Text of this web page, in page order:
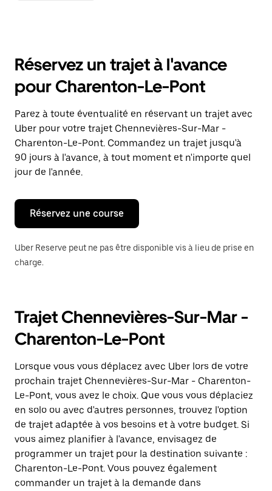
ouvrir
calendrier
et
sélectionner
une
date.
Appuyez
sur
la
touche
pour
fermer
calendrier.
Réservez un trajet à l'avance
pour Charenton-Le-Pont
Parez à toute éventualité en réservant un trajet avec
Uber pour votre trajet Chennevières-Sur-Mar -
Charenton-Le-Pont. Commandez un trajet jusqu'à
90 jours à l'avance, à tout moment et n'importe quel
jour de l'année.
Réservez une course
Uber Reserve peut ne pas être disponible vis à lieu de prise en
charge.
Trajet Chennevières-Sur-Mar -
Charenton-Le-Pont
Lorsque vous vous déplacez avec Uber lors de votre
prochain trajet Chennevières-Sur-Mar - Charenton-
Le-Pont, vous avez le choix. Que vous vous déplaciez
en solo ou avec d'autres personnes, trouvez l'option
de trajet adaptée à vos besoins et à votre budget. Si
vous aimez planifier à l'avance, envisagez de
programmer un trajet pour la destination suivante :
Charenton-Le-Pont. Vous pouvez également
commander un trajet à la demande dans